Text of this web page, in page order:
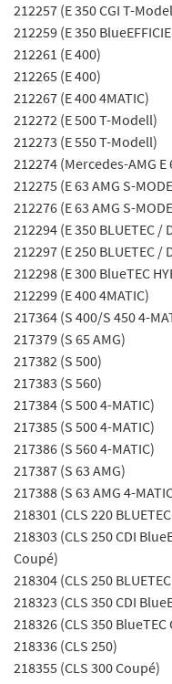
212257 (E 350 CGI T-
212259 (E 350
212261 (E 400)
212265 (E 400)
212267 (E 400 4MATIC)
212272 (E 500 T-Modell)
212273 (E 550 T-Modell)
212274 (Mercedes-AMG
212275 (E 63 AMG S-
212276 (E 63 AMG S-
212294 (E 350 BLUETEC /
212297 (E 250 BLUETEC /
212298 (E 300 BlueTEC
212299 (E 400 4MATIC)
217364 (S 400/S 450 4-
217379 (S 65 AMG)
217382 (S 500)
217383 (S 560)
217384 (S 500 4-MATIC)
217385 (S 500 4-MATIC)
217386 (S 560 4-MATIC)
217387 (S 63 AMG)
217388 (S 63 AMG 4-
218301 (CLS 220
218303 (CLS 250 CDI
Coupé)
218304 (CLS 250
218323 (CLS 350 CDI
218326 (CLS 350
218336 (CLS 250)
218355 (CLS 300 Coupé)